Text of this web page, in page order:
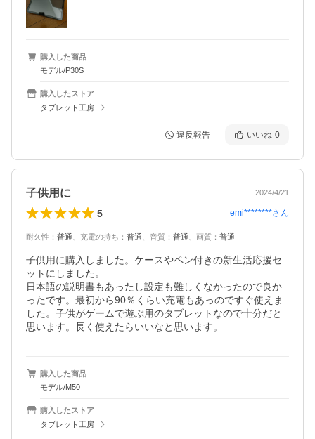
購入した商品
モデル/P30S
購入したストア
タブレット工房
違反報告 いいね 0
子供用に 2024/4/21
5 emi********さん
耐久性 ： 普通 充電の持ち ： 普通 音質 ： 普通 画質 ： 普通
子供用に購入しました。ケースやペン付きの新生活応援セ
ットにしました。
日本語の説明書もあったし設定も難しくなかったので良か
ったです。最初から90％くらい充電もあっのですぐ使えま
した。子供がゲームで遊ぶ用のタブレットなので十分だと
思います。長く使えたらいいなと思います。
購入した商品
モデル/M50
購入したストア
タブレット工房